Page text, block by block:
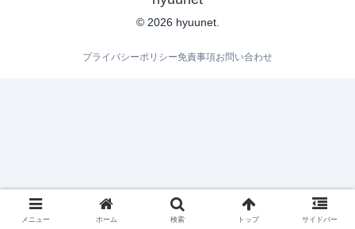
© 2026 hyuunet.
プライバシーポリシー免責事項お問い合わせ
メニュー ホーム 検索 トップ サイドバー